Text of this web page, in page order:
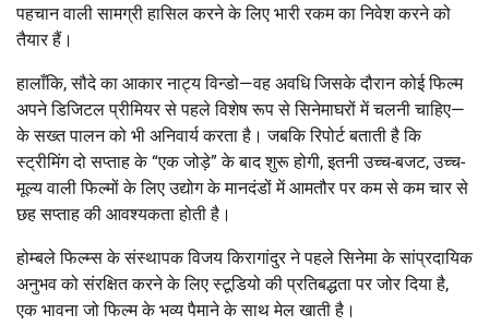
पहचान वाली सामग्री हासिल करने के लिए भारी रकम का निवेश करने को
तैयार हैं।
हालाँकि, सौदे का आकार नाट्य विन्डो—वह अवधि जिसके दौरान कोई फिल्म
अपने डिजिटल प्रीमियर से पहले विशेष रूप से सिनेमाघरों में चलनी चाहिए—
के सख्त पालन को भी अनिवार्य करता है। जबकि रिपोर्ट बताती है कि
स्ट्रीमिंग दो सप्ताह के “एक जोड़े” के बाद शुरू होगी, इतनी उच्च-बजट, उच्च-
मूल्य वाली फिल्मों के लिए उद्योग के मानदंडों में आमतौर पर कम से कम चार से
छह सप्ताह की आवश्यकता होती है।
होम्बले फिल्म्स के संस्थापक विजय किरागांदुर ने पहले सिनेमा के सांप्रदायिक
अनुभव को संरक्षित करने के लिए स्टूडियो की प्रतिबद्धता पर जोर दिया है,
एक भावना जो फिल्म के भव्य पैमाने के साथ मेल खाती है।